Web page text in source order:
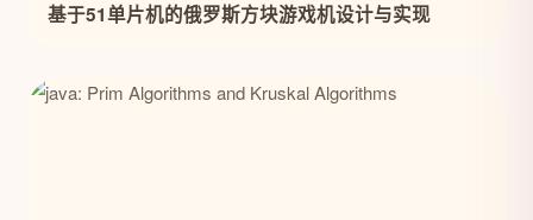
基于51单片机的俄罗斯方块游戏机设计与实现